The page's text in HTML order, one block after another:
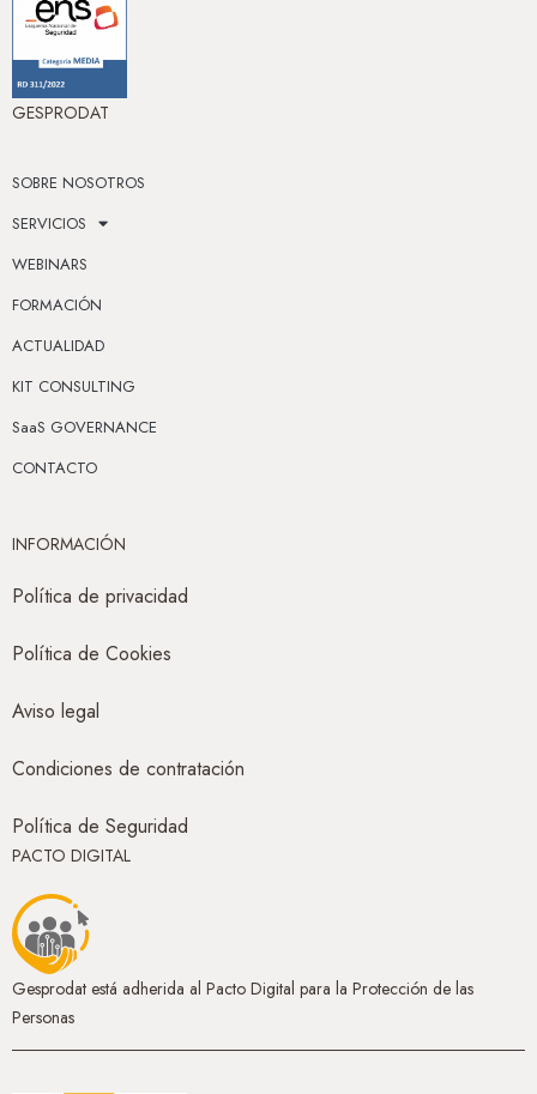
GESPRODAT
SOBRE NOSOTROS
SERVICIOS
WEBINARS
FORMACIÓN
ACTUALIDAD
KIT CONSULTING
SaaS GOVERNANCE
CONTACTO
INFORMACIÓN
Política de privacidad
Política de Cookies
Aviso legal
Condiciones de contratación
Política de Seguridad
PACTO DIGITAL
Gesprodat está adherida al Pacto Digital para la Protección de las
Personas